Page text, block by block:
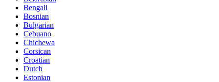
Bengali
Bosnian
Bulgarian
Cebuano
Chichewa
Corsican
Croatian
Dutch
Estonian